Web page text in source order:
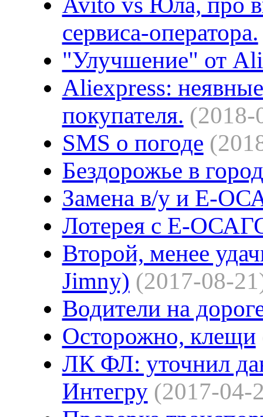
сервиса-оператора.
"Улучшение" от
Aliexpress:
покупателя. (2018-
SMS о погоде
Бездорожье в
Замена в/у и Е-
Лотерея с Е-
Второй, менее
Jimny) (2017-08-
Водители на
Осторожно, клещи
ЛК ФЛ: уточнил
Интегру (2017-04-